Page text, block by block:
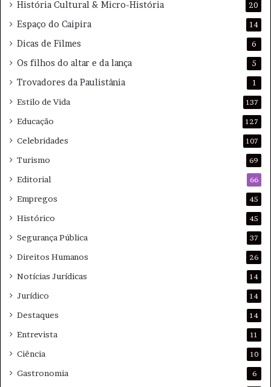
História Cultural & Micro-História 20
Espaço do Caipira 14
Dicas de Filmes 6
Os filhos do altar e da lança 5
Trovadores da Paulistânia 1
Estilo de Vida 137
Educação 127
Celebridades 107
Turismo 69
Editorial 66
Empregos 45
Histórico 45
Segurança Pública 37
Direitos Humanos 26
Notícias Jurídicas 14
Jurídico 14
Destaques 14
Entrevista 11
Ciência 10
Gastronomia 6